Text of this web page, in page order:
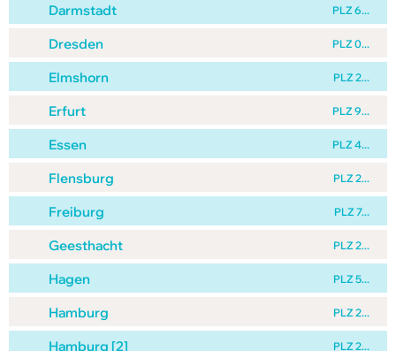
Darmstadt PLZ 6...
Dresden PLZ 0...
Elmshorn PLZ 2...
Erfurt PLZ 9...
Essen PLZ 4...
Flensburg PLZ 2...
Freiburg PLZ 7...
Geesthacht PLZ 2...
Hagen PLZ 5...
Hamburg PLZ 2...
Hamburg [2] PLZ 2...